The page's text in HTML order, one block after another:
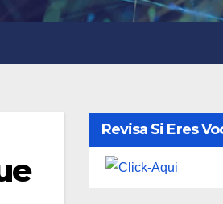
Revisa Si Eres